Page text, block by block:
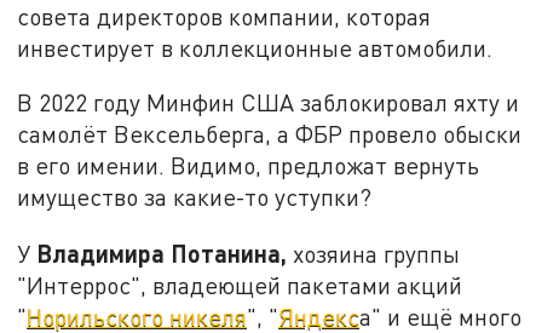
совета директоров компании, которая
инвестирует в коллекционные автомобили.
В 2022 году Минфин США заблокировал яхту и
самолёт Вексельберга, а ФБР провело обыски
в его имении. Видимо, предложат вернуть
имущество за какие-то уступки?
У Владимира Потанина, хозяина группы
"Интеррос", владеющей пакетами акций
"Норильского никеля", "Яндекса" и ещё много